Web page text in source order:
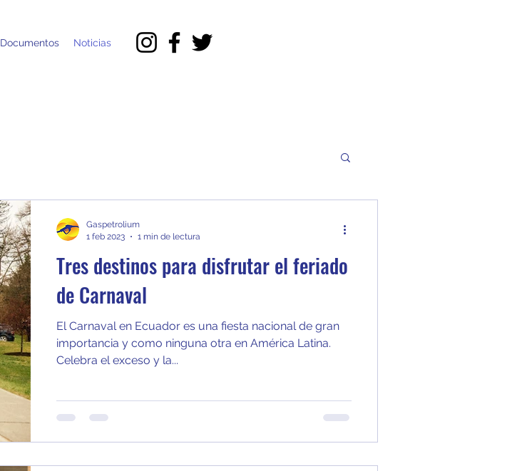
Documentos Noticias
Tres destinos para disfrutar el feriado
de Carnaval
El Carnaval en Ecuador es una fiesta nacional de gran
importancia y como ninguna otra en América Latina.
Celebra el exceso y la...
Gaspetrolium
1 feb 2023
1 min de lectura